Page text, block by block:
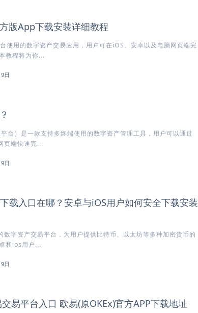
版App下载安装详细教程
使用的数字资产交易应用，用户可在iOS、安卓以及电脑网页端完
教程将为你...
日
台）是一款支持多终端使用的数字资产管理工具，用户可以通过
页端快速完...
日
载入口在哪？安卓与iOS用户如何安全下载安装
字资产交易平台，为用户提供比特币、以太坊等多种加密货币的
和ios用户...
日
易平台入口 欧易(原OKEx)官方APP下载地址